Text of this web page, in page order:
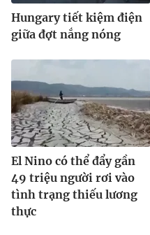
Hungary tiết kiệm điện
giữa đợt nắng nóng
El Nino có thể đẩy gần
49 triệu người rơi vào
tình trạng thiếu lương
thực